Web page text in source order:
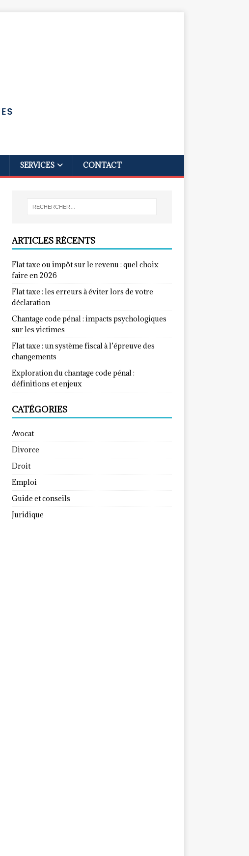
SERVICES CONTACT
ARTICLES RÉCENTS
Flat taxe ou impôt sur le revenu : quel choix
faire en 2026
Flat taxe : les erreurs à éviter lors de votre
déclaration
Chantage code pénal : impacts psychologiques
sur les victimes
Flat taxe : un système fiscal à l’épreuve des
changements
Exploration du chantage code pénal :
définitions et enjeux
CATÉGORIES
Avocat
Divorce
Droit
Emploi
Guide et conseils
Juridique